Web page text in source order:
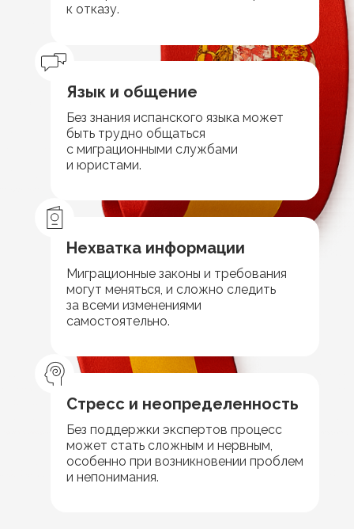
к отказу.
Без знания испанского языка может
быть трудно общаться
с миграционными службами
и юристами.
Язык и общение
Миграционные законы и требования
могут меняться, и сложно следить
за всеми изменениями
самостоятельно.
Нехватка информации
Без поддержки экспертов процесс
может стать сложным и нервным,
особенно при возникновении проблем
и непонимания.
Стресс и неопределенность